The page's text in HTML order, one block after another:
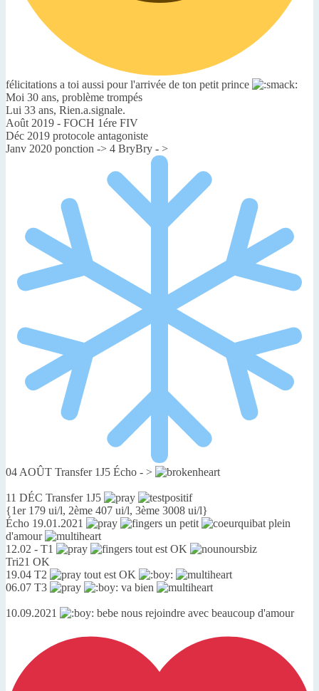
félicitations a toi aussi pour l'arrivée de ton petit prince
Moi 30 ans, problème trompés
Lui 33 ans, Rien.a.signale.
Août 2019 - FOCH 1ére FIV
Déc 2019 protocole antagoniste
Janv 2020 ponction -> 4 BryBry - >
04 AOÛT Transfer 1J5 Écho - >
11 DÉC Transfer 1J5
{1er 179 ui/l, 2ème 407 ui/l, 3ème 3008 ui/l}
Écho 19.01.2021
un petit
plein
d'amour
12.02 - T1
tout est OK
Tri21 OK
19.04 T2
tout est OK
06.07 T3
va bien
10.09.2021 bebe nous rejoindre avec beaucoup d'amour